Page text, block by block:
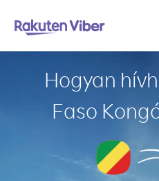
Hogyan
Faso